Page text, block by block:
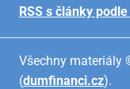
RSS s články
Všechny materiály
(dumfinanci.cz).